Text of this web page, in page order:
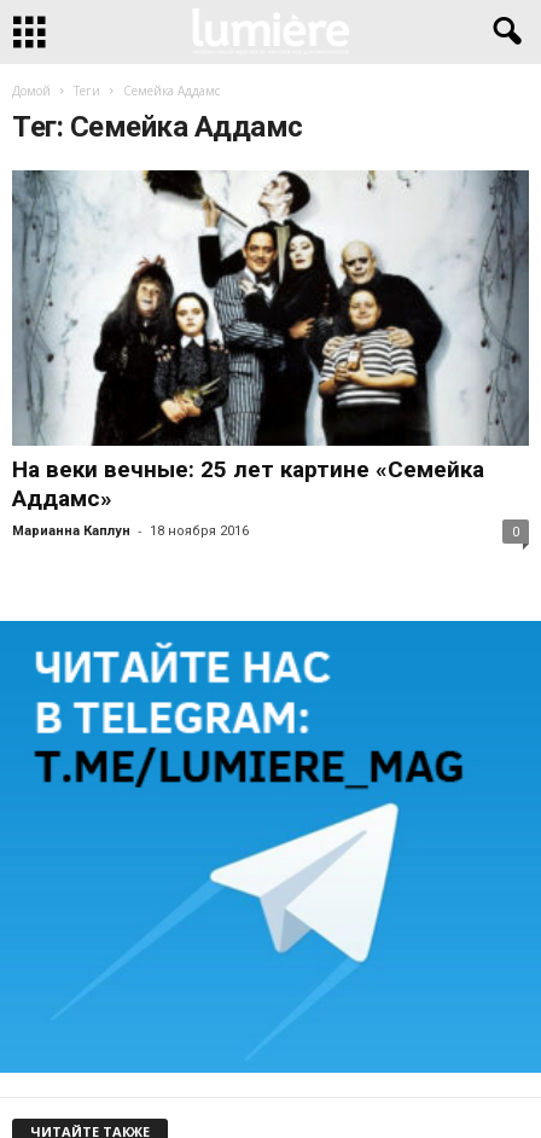
Домой Теги Семейка Аддамс
Тег: Семейка Аддамс
На веки вечные: 25 лет картине «Семейка
Аддамс»
Марианна Каплун - 18 ноября 2016 0
ЧИТАЙТЕ ТАКЖЕ